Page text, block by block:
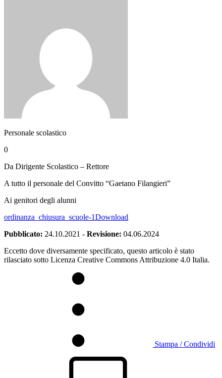
Personale scolastico
0
Da Dirigente Scolastico – Rettore
A tutto il personale del Convitto “Gaetano Filangieri”
Ai genitori degli alunni
ordinanza_chiusura_scuole-1Download
Pubblicato: 24.10.2021 - Revisione: 04.06.2024
Eccetto dove diversamente specificato, questo articolo è stato
rilasciato sotto Licenza Creative Commons Attribuzione 4.0 Italia.
Stampa / Condividi